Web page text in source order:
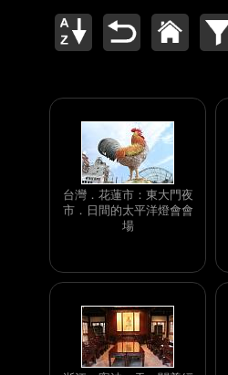
台灣．花蓮市：東大門夜
市．日間的太平洋燈會會
場